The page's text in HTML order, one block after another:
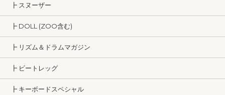
┣ スヌーザー
┣ DOLL (ZOO含む)
┣ リズム＆ドラムマガジン
┣ ビートレッグ
┣ キーボードスペシャル